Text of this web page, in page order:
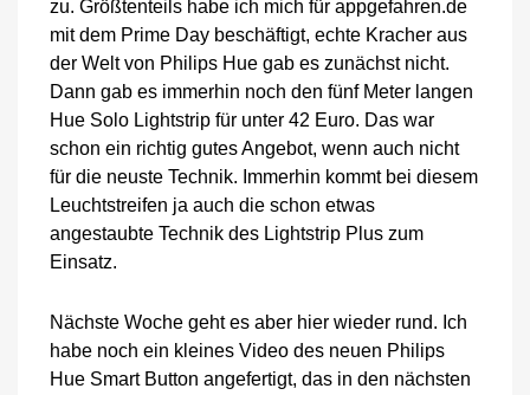
Philips
Wischer
zu. Größtenteils habe ich mich für appgefahren.de
mit dem Prime Day beschäftigt, echte Kracher aus
der Welt von Philips Hue gab es zunächst nicht.
Dann gab es immerhin noch den fünf Meter langen
Hue Solo Lightstrip für unter 42 Euro. Das war
schon ein richtig gutes Angebot, wenn auch nicht
für die neuste Technik. Immerhin kommt bei diesem
Leuchtstreifen ja auch die schon etwas
angestaubte Technik des Lightstrip Plus zum
Einsatz.
Nächste Woche geht es aber hier wieder rund. Ich
habe noch ein kleines Video des neuen Philips
Hue Smart Button angefertigt, das in den nächsten